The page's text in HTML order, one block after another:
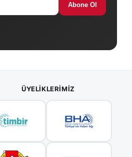
Abone Ol
ÜYELIKLERIMIZ